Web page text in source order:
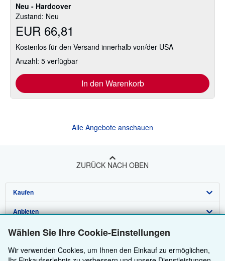
Wählen Sie Ihre Cookie-Einstellungen
Wir verwenden Cookies, um Ihnen den Einkauf zu ermöglichen,
Neu - Hardcover
Zustand: Neu
EUR 66,81
Kostenlos für den Versand innerhalb von/der USA
Anzahl: 5 verfügbar
In den Warenkorb
Alle Angebote anschauen
ZURÜCK NACH OBEN
Kaufen
Detailsuche
Sammlungen
Nutzerkonto
Anbieten
Verkäufer werden
Partnerprogramm
Über uns
Über uns / Impressum
Hilfe